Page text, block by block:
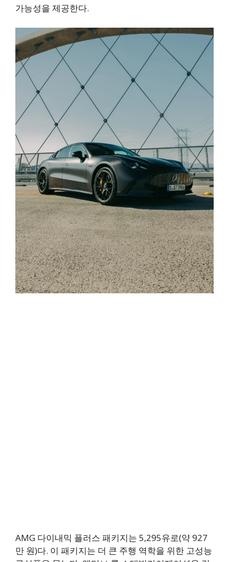
가능성을 제공한다.
AMG 다이내믹 플러스 패키지는 5,295유로(약 927
만 원)다. 이 패키지는 더 큰 주행 역학을 위한 고성능